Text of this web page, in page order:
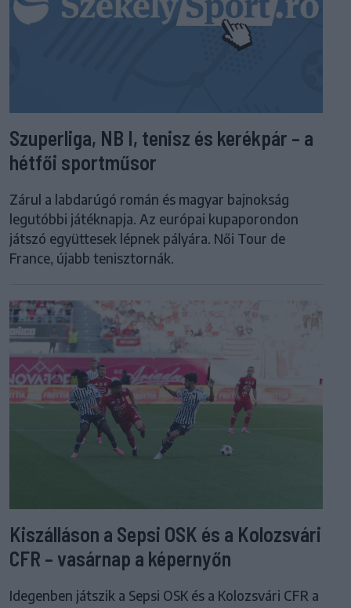
Szuperliga, NB I, tenisz és kerékpár – a
hétfői sportműsor
Zárul a labdarúgó román és magyar bajnokság
legutóbbi játéknapja. Az európai kupaporondon
játszó együttesek lépnek pályára. Női Tour de
France, újabb tenisztornák.
Kiszálláson a Sepsi OSK és a Kolozsvári
CFR – vasárnap a képernyőn
Idegenben játszik a Sepsi OSK és a Kolozsvári CFR a